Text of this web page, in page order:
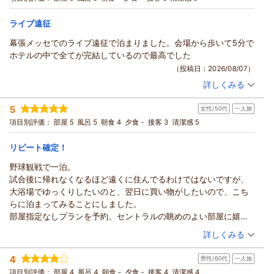
ライブ遠征
幕張メッセでのライブ遠征で泊まりました。会場から歩いて5分で
ホテルの中で全てが完結しているので最高でした
（投稿日：2026/08/07）
投稿者： ウギンさん(男性/30代)
宿泊プラン： 素泊まり
宿泊価格帯： 12,001～13,000円(大人一人あたり/税込)
詳しくみる
5 女性/50代 一人旅
項目別評価： 部屋 5 風呂 5 朝食 4 夕食 - 接客 3 清潔感 5
リピート確定！
野球観戦で一泊。
試合後に帰れなくなるほど遠くに住んでるわけではないですが、
大浴場でゆっくりしたいのと、翌日に買い物がしたいので、こち
らに泊まってみることにしました。
部屋指定なしプランを予約。セントラルの眺めのよい部屋に嬉し
くなりました。大浴場は複数あり、館内湯巡りを楽しめて、大満
野球観戦ついでに宿泊するのを定番にしよう！と思っています、
（投稿日：2026/08/06）
宿泊時期： 2026年07月宿泊 (一人旅)
投稿者： hempさん
宿泊プラン： 朝食付き 和食レストラン 幕張七十二 ※部屋タイプおまかせ
詳しくみる
4 男性/60代 一人旅
項目別評価： 部屋 4 風呂 4 朝食 - 夕食 - 接客 4 清潔感 4